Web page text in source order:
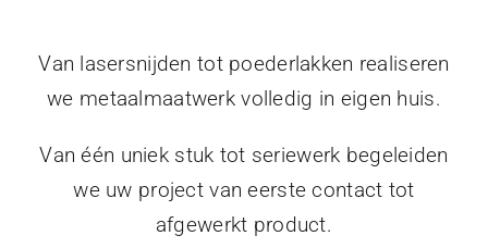
Van lasersnijden tot poederlakken realiseren
we metaalmaatwerk volledig in eigen huis.
Van één uniek stuk tot seriewerk begeleiden
we uw project van eerste contact tot
afgewerkt product.